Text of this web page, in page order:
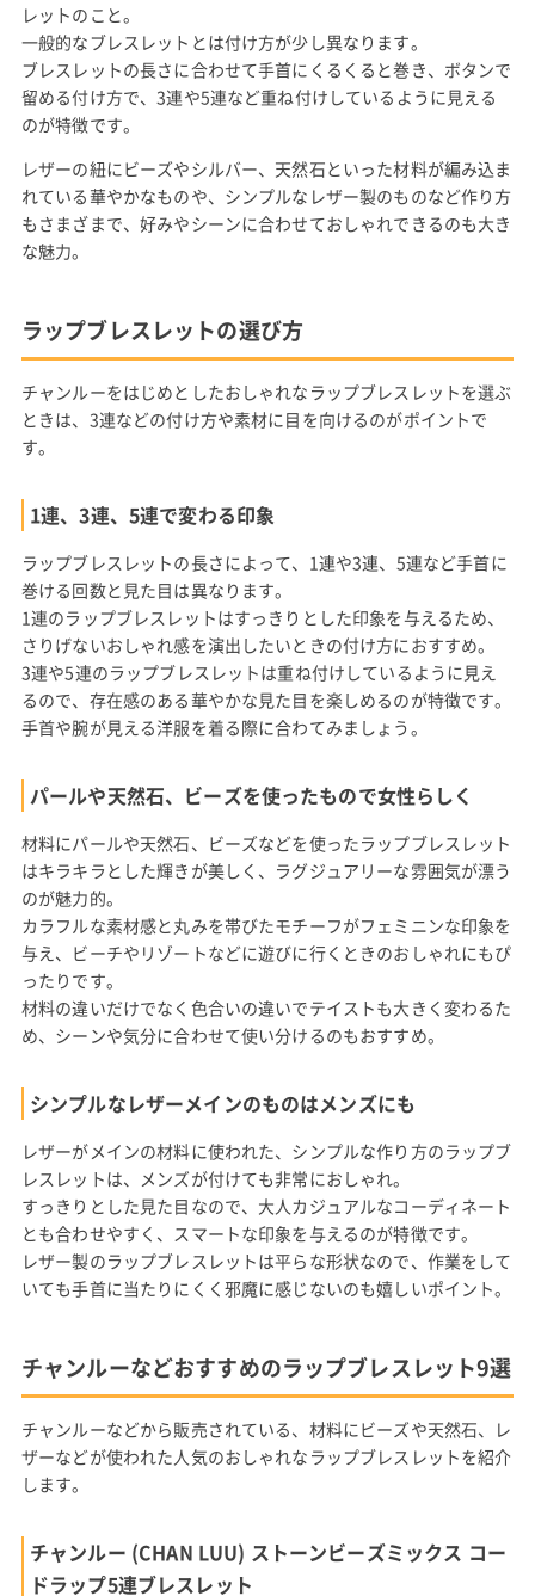
レットのこと。
一般的なブレスレットとは付け方が少し異なります。
ブレスレットの長さに合わせて手首にくるくると巻き、ボタンで
留める付け方で、3連や5連など重ね付けしているように見える
のが特徴です。
レザーの紐にビーズやシルバー、天然石といった材料が編み込ま
れている華やかなものや、シンプルなレザー製のものなど作り方
もさまざまで、好みやシーンに合わせておしゃれできるのも大き
な魅力。
ラップブレスレットの選び方
チャンルーをはじめとしたおしゃれなラップブレスレットを選ぶ
ときは、3連などの付け方や素材に目を向けるのがポイントで
す。
1連、3連、5連で変わる印象
ラップブレスレットの長さによって、1連や3連、5連など手首に
巻ける回数と見た目は異なります。
1連のラップブレスレットはすっきりとした印象を与えるため、
さりげないおしゃれ感を演出したいときの付け方におすすめ。
3連や5連のラップブレスレットは重ね付けしているように見え
るので、存在感のある華やかな見た目を楽しめるのが特徴です。
手首や腕が見える洋服を着る際に合わてみましょう。
パールや天然石、ビーズを使ったもので女性らしく
材料にパールや天然石、ビーズなどを使ったラップブレスレット
はキラキラとした輝きが美しく、ラグジュアリーな雰囲気が漂う
のが魅力的。
カラフルな素材感と丸みを帯びたモチーフがフェミニンな印象を
与え、ビーチやリゾートなどに遊びに行くときのおしゃれにもぴ
ったりです。
材料の違いだけでなく色合いの違いでテイストも大きく変わるた
め、シーンや気分に合わせて使い分けるのもおすすめ。
シンプルなレザーメインのものはメンズにも
レザーがメインの材料に使われた、シンプルな作り方のラップブ
レスレットは、メンズが付けても非常におしゃれ。
すっきりとした見た目なので、大人カジュアルなコーディネート
とも合わせやすく、スマートな印象を与えるのが特徴です。
レザー製のラップブレスレットは平らな形状なので、作業をして
いても手首に当たりにくく邪魔に感じないのも嬉しいポイント。
チャンルーなどおすすめのラップブレスレット9選
チャンルーなどから販売されている、材料にビーズや天然石、レ
ザーなどが使われた人気のおしゃれなラップブレスレットを紹介
します。
チャンルー (CHAN LUU) ストーンビーズミックス コー
ドラップ5連ブレスレット